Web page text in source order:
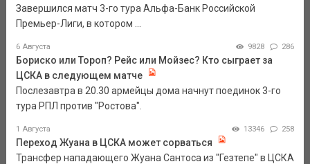
Завершился матч 3-го тура Альфа-Банк Российской
Премьер-Лиги, в котором ...
6 Августа 9828 286
Бориско или Тороп? Рейс или Мойзес? Кто сыграет за
ЦСКА в следующем матче
Послезавтра в 20.30 армейцы дома начнут поединок 3-го
тура РПЛ против "Ростова".
1 Августа 13346 258
Переход Жуана в ЦСКА может сорваться
Трансфер нападающего Жуана Сантоса из "Гезтепе" в ЦСКА